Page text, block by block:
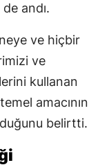
andı.
ve hiçbir
ve
kullanan
amacının
belirtti.